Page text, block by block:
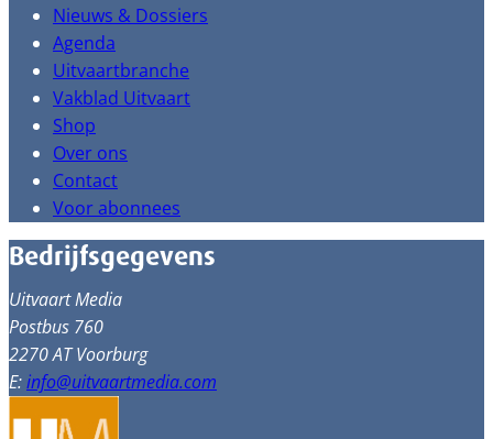
Nieuws & Dossiers
Agenda
Uitvaartbranche
Vakblad Uitvaart
Shop
Over ons
Contact
Voor abonnees
Bedrijfsgegevens
Uitvaart Media
Postbus 760
2270 AT Voorburg
E:info@uitvaartmedia.com